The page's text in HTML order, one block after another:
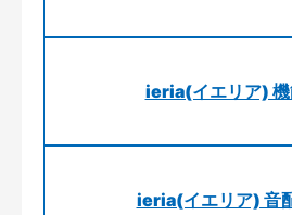
ieria(イエリア) 機
ieria(イエリア) 音